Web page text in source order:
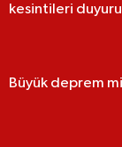
kesintileri
Büyük deprem